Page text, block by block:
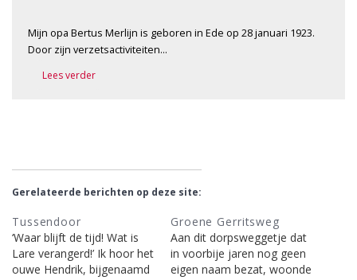
Mijn opa Bertus Merlijn is geboren in Ede op 28 januari 1923.
Door zijn verzetsactiviteiten…
Lees verder
Gerelateerde berichten op deze site:
Tussendoor
‘Waar blijft de tijd! Wat is
Lare verangerd!’ Ik hoor het
ouwe Hendrik, bijgenaamd
Groene Gerritsweg
Aan dit dorpsweggetje dat
in voorbije jaren nog geen
eigen naam bezat, woonde